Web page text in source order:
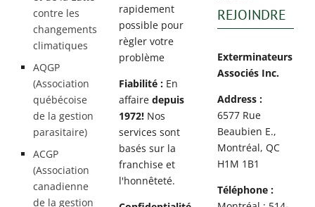
contre les
changements
climatiques
AQGP
(Association
québécoise
de la gestion
parasitaire)
ACGP
(Association
canadienne
de la gestion
rapidement
possible pour
règler votre
problème
Fiabilité : En
affairedepuis
1972! Nos
services sont
basés sur la
franchise et
l'honnêteté.
REJOINDRE
Exterminateurs
Associés Inc.
Address :
6577 Rue
Beaubien E.,
Montréal, QC
H1M 1B1
Téléphone :